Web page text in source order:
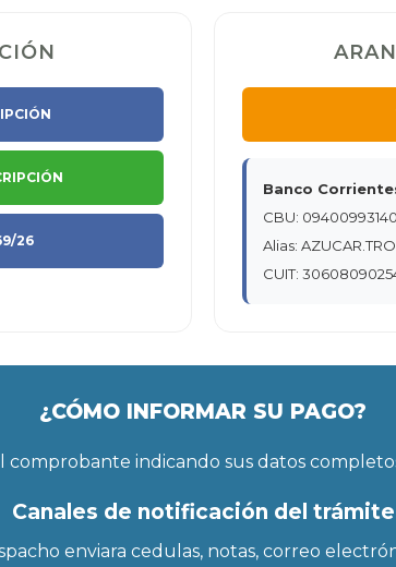
26
Banco
CBU:
Alias:
CUIT:
¿CÓMO INFORMAR SU PAGO?
comprobante indicando sus datos
Canales de notificación del trámite
enviara cedulas, notas, correo